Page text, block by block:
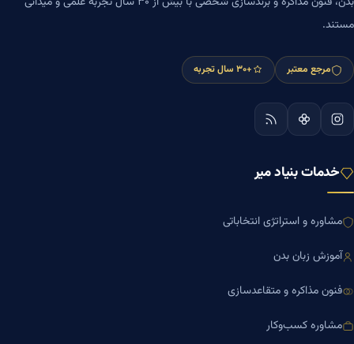
مستند.
مرجع معتبر +۳۰ سال تجربه
خدمات بنیاد میر
مشاوره و استراتژی انتخاباتی
آموزش زبان بدن
فنون مذاکره و متقاعدسازی
مشاوره کسب‌وکار